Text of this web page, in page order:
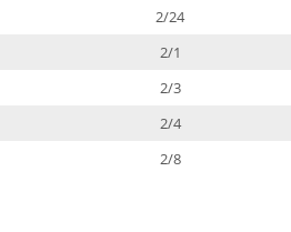
2/24
2/1
2/3
2/4
2/8